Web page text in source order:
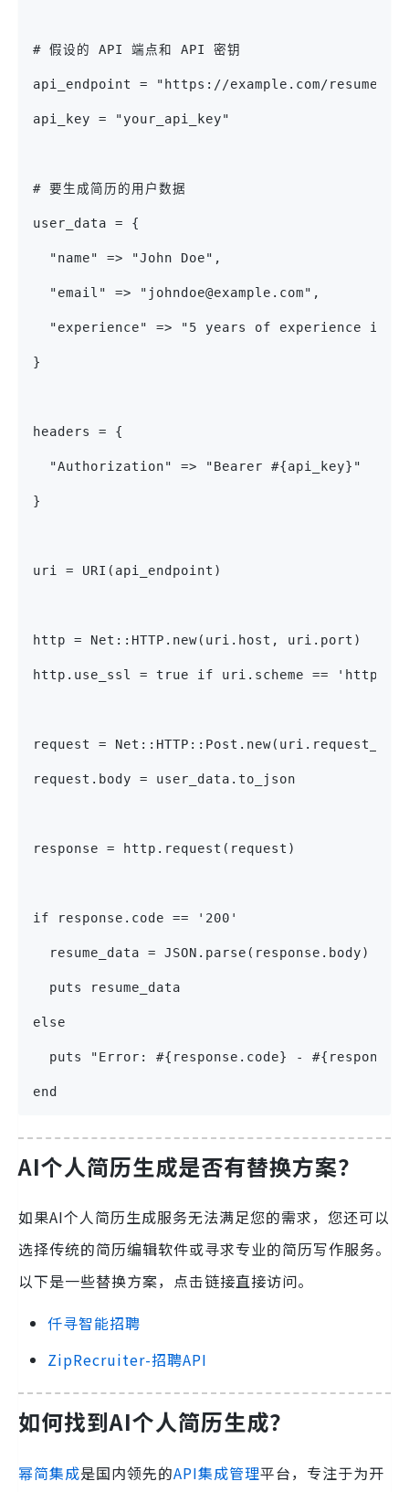
# 假设的 API 端点和 API 密钥
api_endpoint = "https://example.com/
api_key = "your_api_key"
# 要生成简历的用户数据
user_data = {
  "name" => "John Doe",
  "email" => "johndoe@example.com",
"experience" => "5 years of experience in
}
headers = {
  "Authorization" => "Bearer #{api_key}"
}
uri = URI(api_endpoint)
http = Net::HTTP.new(uri.host, uri.port)
http.use_ssl = true if uri.scheme == 'https'
request =
request.body = user_data.to_json
response = http.request(request)
if response.code == '200'
  resume_data = JSON.parse(response.body)
  puts resume_data
else
puts "Error: #{response.code} -
end
AI个人简历生成是否有替换方案？
如果AI个人简历生成服务无法满足您的需求，您还可以
选择传统的简历编辑软件或寻求专业的简历写作服务。
以下是一些替换方案，点击链接直接访问。
仟寻智能招聘
ZipRecruiter-招聘API
如何找到AI个人简历生成？
幂简集成是国内领先的API集成管理平台，专注于为开